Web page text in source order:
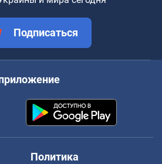
Подписаться
Политика